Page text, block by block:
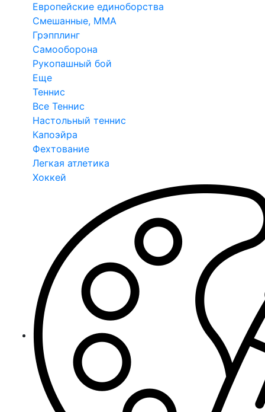
Европейские единоборства
Смешанные, ММА
Грэпплинг
Самооборона
Рукопашный бой
Еще
Теннис
Все Теннис
Настольный теннис
Капоэйра
Фехтование
Легкая атлетика
Хоккей